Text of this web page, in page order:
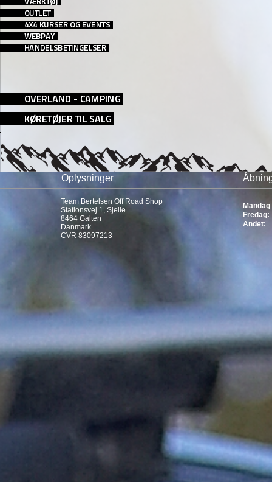
Oplysninger
Team Bertelsen Off Road Shop
Stationsvej 1, Sjelle
8464 Galten
Danmark
CVR 83097213
Fredag:
Andet: